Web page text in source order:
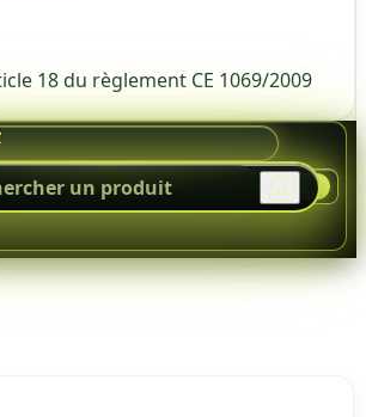
18 du règlement CE 1069/2009
